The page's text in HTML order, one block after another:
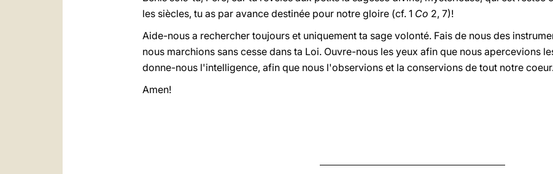
les siècles, tu as par avance destinée pour notre gloire (cf. 1 Co 2, 7)!
Aide-nous a rechercher toujours et uniquement ta sage volonté. Fais de nous des
nous marchions sans cesse dans ta Loi. Ouvre-nous les yeux afin que nous apercevions
donne-nous l'intelligence, afin que nous l'observions et la conservions de tout notre
Amen!